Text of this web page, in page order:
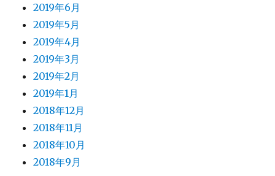
2019年6月
2019年5月
2019年4月
2019年3月
2019年2月
2019年1月
2018年12月
2018年11月
2018年10月
2018年9月